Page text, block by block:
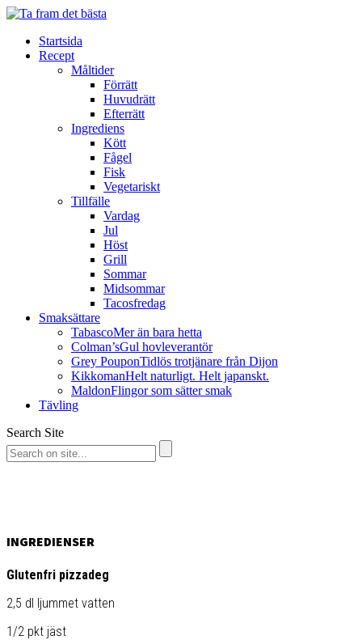
Startsida
Recept
Måltider
Förrätt
Huvudrätt
Efterrätt
Ingrediens
Kött
Fågel
Fisk
Vegetariskt
Tillfälle
Vardag
Jul
Höst
Grill
Sommar
Midsommar
Tacosfredag
Smaksättare
TabascoMer än bara hetta
Colman’sGul hovleverantör
Grey PouponTidlös trotjänare från Dijon
KikkomanHelt naturligt. Helt japanskt.
MaldonFlingor som sätter smak
Tävling
Search Site
Koreansk laxtartar i salladsblad
Bulgogientrecôte
05 May 2018
PIZZARULLE
INGREDIENSER
Glutenfri pizzadeg
2,5 dl ljummet vatten
1/2 pkt jäst